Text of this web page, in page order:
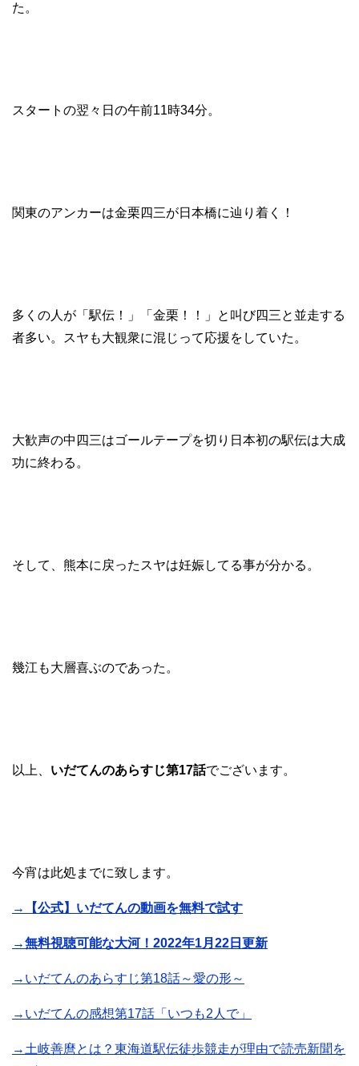
た。
スタートの翌々日の午前11時34分。
関東のアンカーは金栗四三が日本橋に辿り着く！
多くの人が「駅伝！」「金栗！！」と叫び四三と並走する
者多い。スヤも大観衆に混じって応援をしていた。
大歓声の中四三はゴールテープを切り日本初の駅伝は大成
功に終わる。
そして、熊本に戻ったスヤは妊娠してる事が分かる。
幾江も大層喜ぶのであった。
以上、 いだてんのあらすじ第17話でございます。
今宵は此処までに致します。
→【公式】いだてんの動画を無料で試す
→無料視聴可能な大河！2022年1月22日更新
→いだてんのあらすじ第18話～愛の形～
→いだてんの感想第17話「いつも2人で」
→土岐善麿とは？東海道駅伝徒歩競走が理由で読売新聞を